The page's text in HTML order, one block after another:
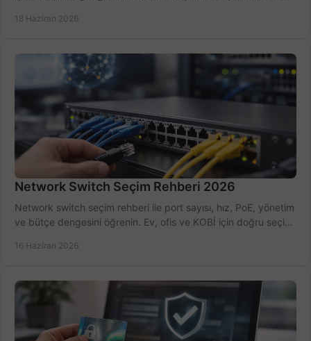
18 Haziran 2026
Network Switch Seçim Rehberi 2026
Network switch seçim rehberi ile port sayısı, hız, PoE, yönetim
ve bütçe dengesini öğrenin. Ev, ofis ve KOBİ için doğru seçimi
16 Haziran 2026